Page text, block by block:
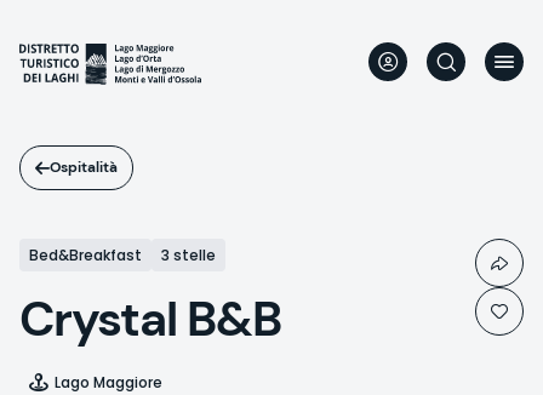
contenuto
principale
Ospitalità
Bed&Breakfast 3 stelle
Crystal B&B
Lago Maggiore